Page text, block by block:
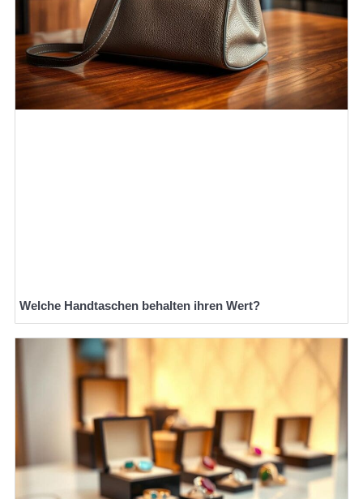
Welche Handtaschen behalten ihren Wert?